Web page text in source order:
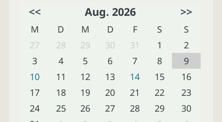
<< Aug. 2026 >>
M D M D F S
S
27
28 29 30 31 1
2
3
4 5 6 7 8
9
10
11 12 13 14 15
16
17
18 19 20 21 22
23
24
25 26 27 28 29
30